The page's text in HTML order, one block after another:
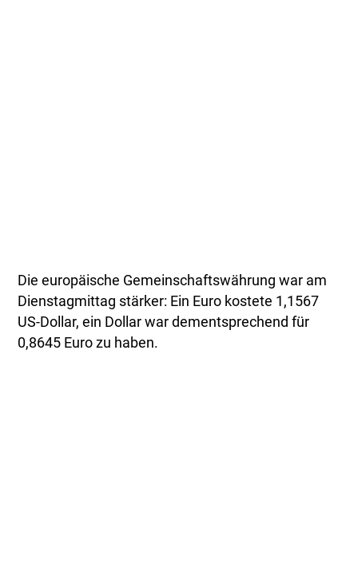
Die europäische Gemeinschaftswährung war am
Dienstagmittag stärker: Ein Euro kostete 1,1567
US-Dollar, ein Dollar war dementsprechend für
0,8645 Euro zu haben.